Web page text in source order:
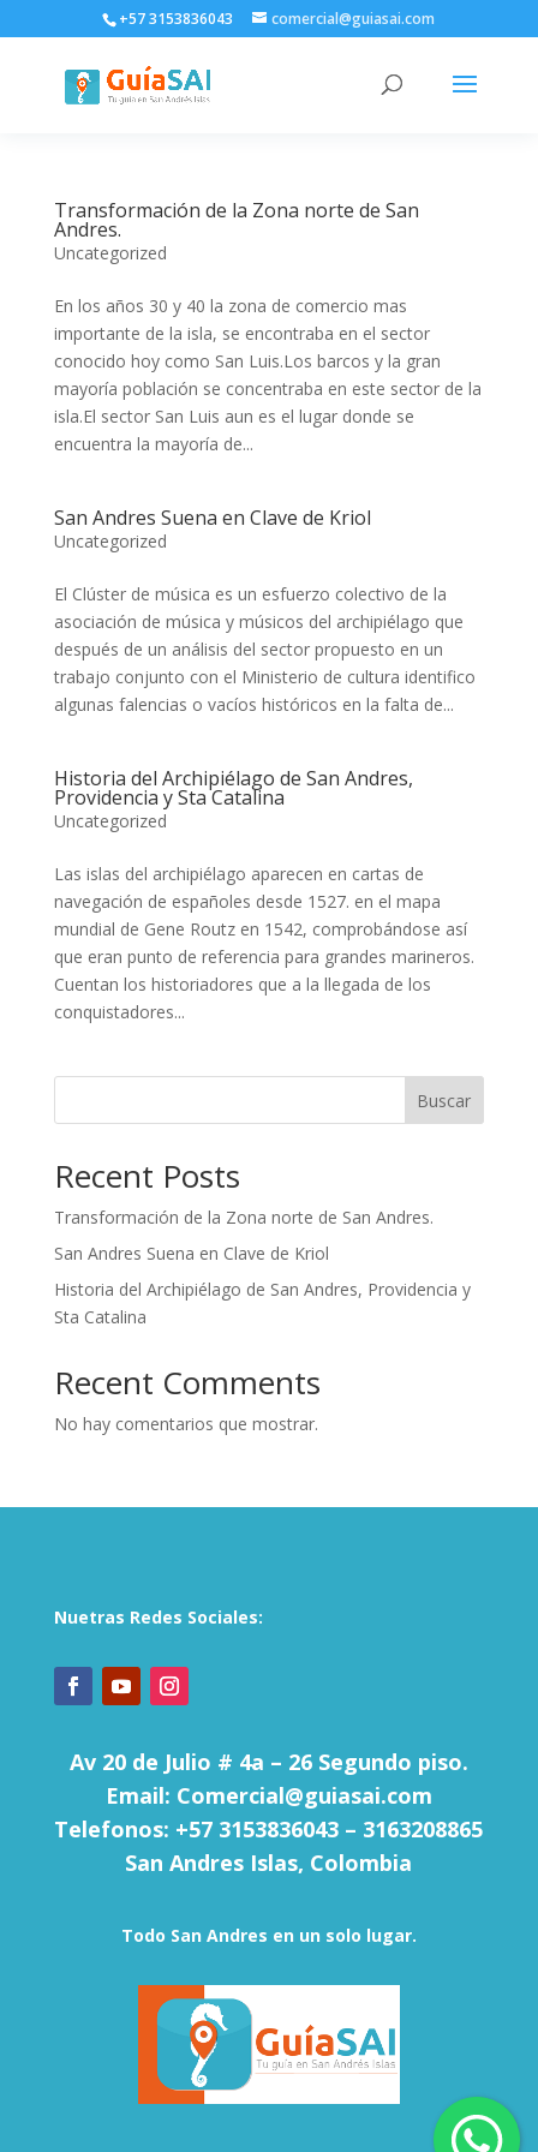
+57 3153836043 comercial@guiasai.com
Transformación de la Zona norte de San
Andres.
Uncategorized
En los años 30 y 40 la zona de comercio mas
importante de la isla, se encontraba en el sector
conocido hoy como San Luis.Los barcos y la gran
mayoría población se concentraba en este sector de la
isla.El sector San Luis aun es el lugar donde se
encuentra la mayoría de...
San Andres Suena en Clave de Kriol
Uncategorized
El Clúster de música es un esfuerzo colectivo de la
asociación de música y músicos del archipiélago que
después de un análisis del sector propuesto en un
trabajo conjunto con el Ministerio de cultura identifico
algunas falencias o vacíos históricos en la falta de...
Historia del Archipiélago de San Andres,
Providencia y Sta Catalina
Uncategorized
Las islas del archipiélago aparecen en cartas de
navegación de españoles desde 1527. en el mapa
mundial de Gene Routz en 1542, comprobándose así
que eran punto de referencia para grandes marineros.
Cuentan los historiadores que a la llegada de los
conquistadores...
Buscar
Recent Posts
Transformación de la Zona norte de San Andres.
San Andres Suena en Clave de Kriol
Historia del Archipiélago de San Andres, Providencia y
Sta Catalina
Recent Comments
No hay comentarios que mostrar.
Nuetras Redes Sociales:
Av 20 de Julio # 4a – 26 Segundo piso.
Email: Comercial@guiasai.com
Telefonos: +57 3153836043 – 3163208865
San Andres Islas, Colombia
Todo San Andres en un solo lugar.